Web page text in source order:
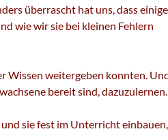
überrascht hat uns, dass einige
wie wir sie bei kleinen Fehlern
Wissen weitergeben konnten.
bereit sind, dazuzulernen.
sie fest im Unterricht einbauen,